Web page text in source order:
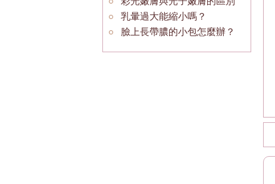
乳暈過大能縮小嗎？
臉上長帶膿的小包怎麼辦？